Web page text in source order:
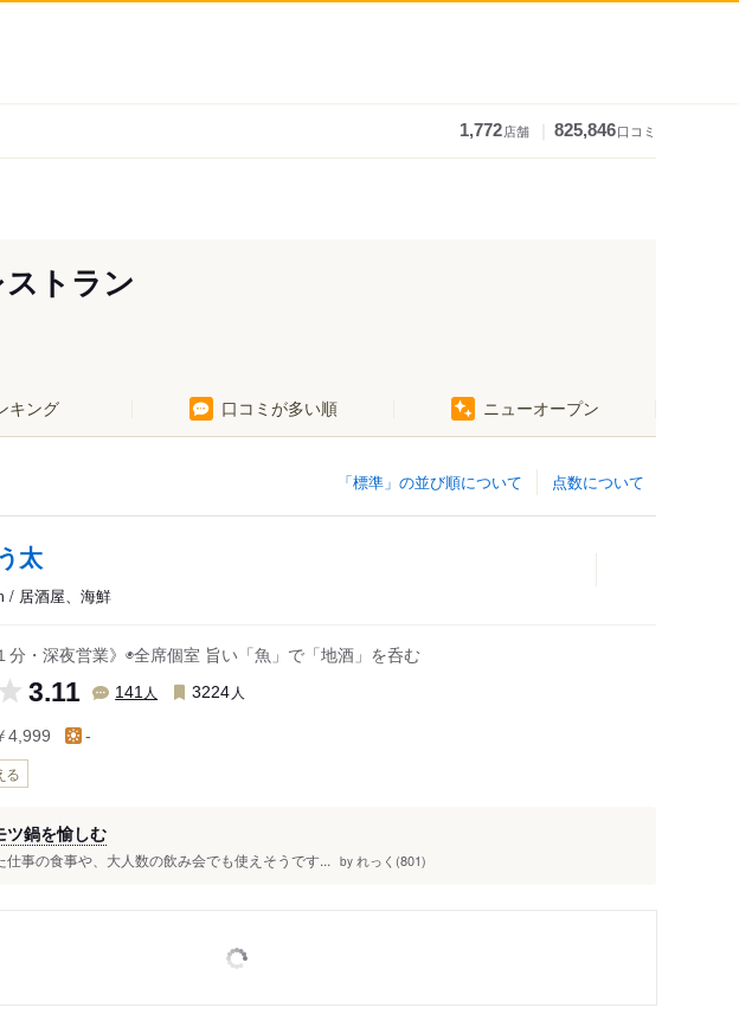
1,772店舗 825,846口コミ
トラン
キング 口コミが多い順 ニューオープン
点数について
「標準」の並び順について
太
/ 居酒屋、海鮮
分・深夜営業》◉全席個室 旨い「魚」で「地酒」を呑む
3.11 141 人 3224 人
4,999 -
る
ツ鍋を愉しむ
仕事の食事や、大人数の飲み会でも使えそうです... by れっく(801)